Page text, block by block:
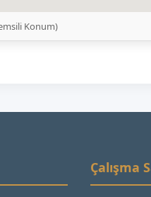
Konum)
Çalışma